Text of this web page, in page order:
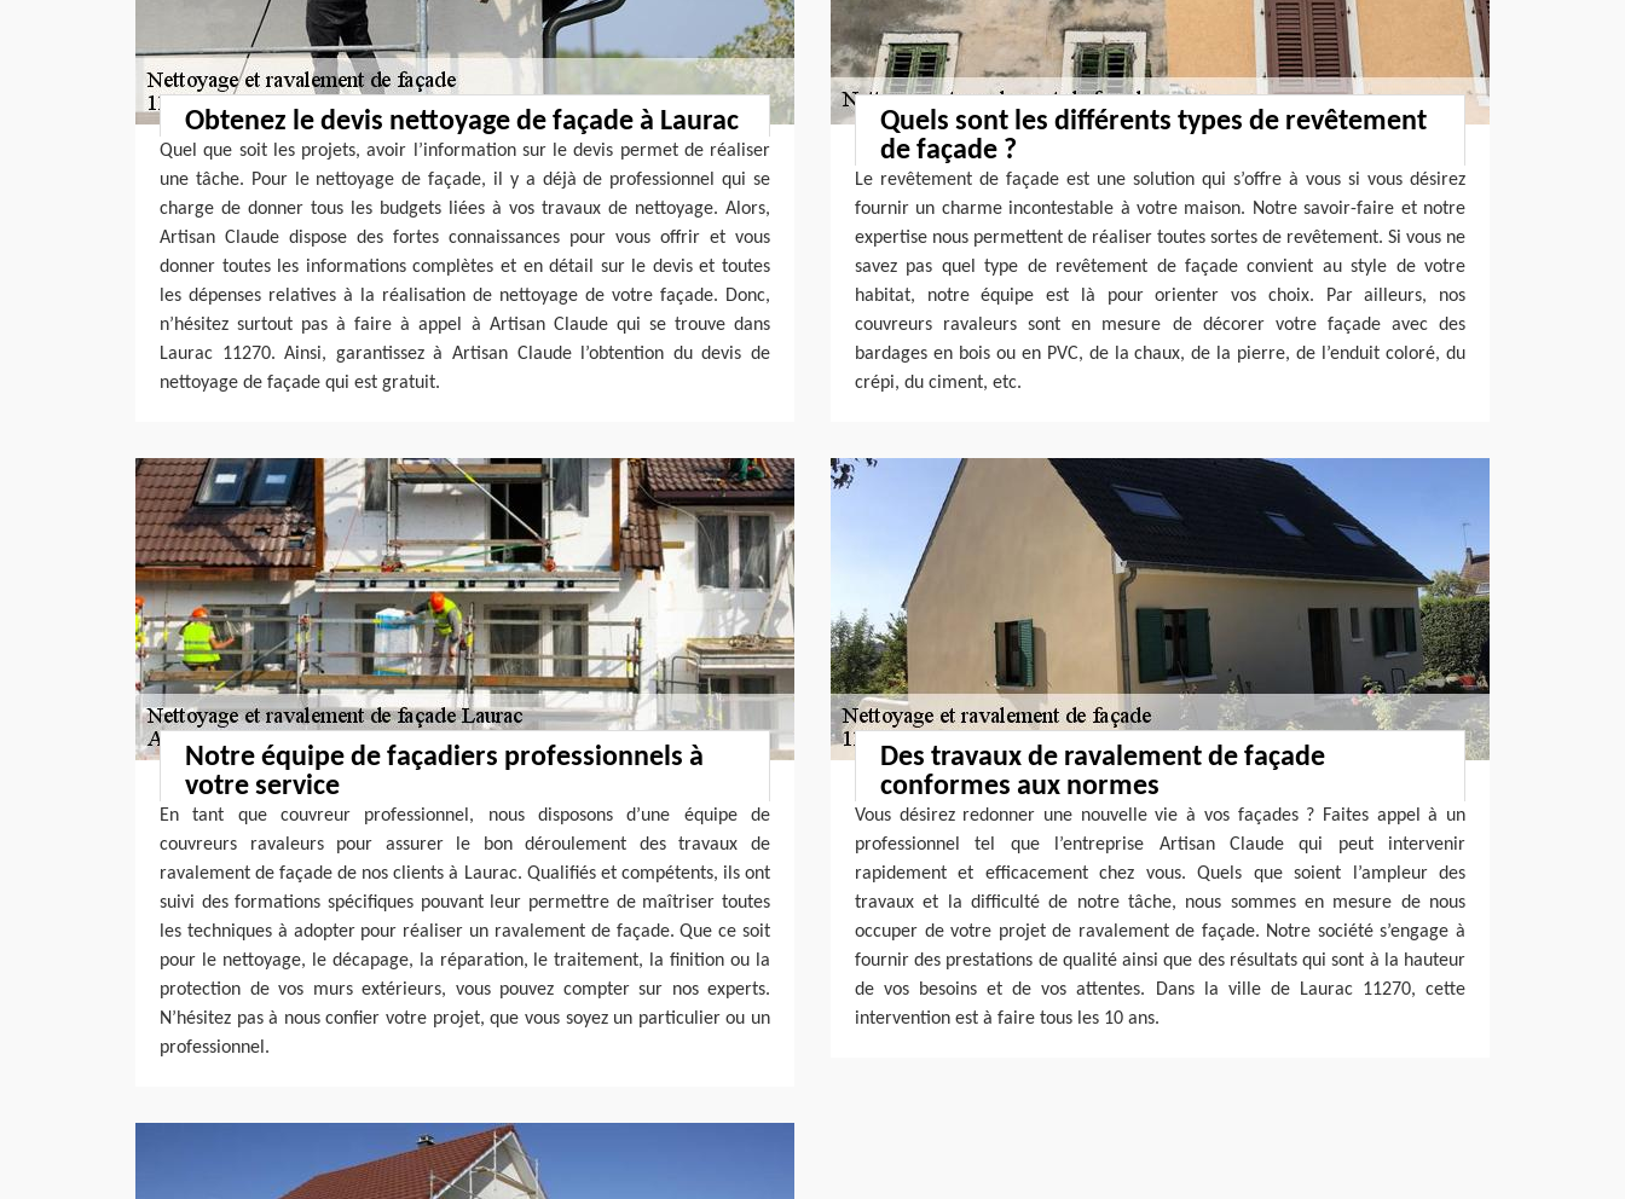
Obtenez le devis nettoyage de façade à Laurac
Quel que soit les projets, avoir l’information sur le devis permet de réaliser
une tâche. Pour le nettoyage de façade, il y a déjà de professionnel qui se
charge de donner tous les budgets liées à vos travaux de nettoyage. Alors,
Artisan Claude dispose des fortes connaissances pour vous offrir et vous
donner toutes les informations complètes et en détail sur le devis et toutes
les dépenses relatives à la réalisation de nettoyage de votre façade. Donc,
n’hésitez surtout pas à faire à appel à Artisan Claude qui se trouve dans
Laurac 11270. Ainsi, garantissez à Artisan Claude l’obtention du devis de
nettoyage de façade qui est gratuit.
Quels sont les différents types de revêtement
de façade ?
Le revêtement de façade est une solution qui s’offre à vous si vous désirez
fournir un charme incontestable à votre maison. Notre savoir-faire et notre
expertise nous permettent de réaliser toutes sortes de revêtement. Si vous ne
savez pas quel type de revêtement de façade convient au style de votre
habitat, notre équipe est là pour orienter vos choix. Par ailleurs, nos
couvreurs ravaleurs sont en mesure de décorer votre façade avec des
bardages en bois ou en PVC, de la chaux, de la pierre, de l’enduit coloré, du
crépi, du ciment, etc.
Notre équipe de façadiers professionnels à
votre service
En tant que couvreur professionnel, nous disposons d’une équipe de
couvreurs ravaleurs pour assurer le bon déroulement des travaux de
ravalement de façade de nos clients à Laurac. Qualifiés et compétents, ils ont
suivi des formations spécifiques pouvant leur permettre de maîtriser toutes
les techniques à adopter pour réaliser un ravalement de façade. Que ce soit
pour le nettoyage, le décapage, la réparation, le traitement, la finition ou la
protection de vos murs extérieurs, vous pouvez compter sur nos experts.
N’hésitez pas à nous confier votre projet, que vous soyez un particulier ou un
professionnel.
Des travaux de ravalement de façade
conformes aux normes
Vous désirez redonner une nouvelle vie à vos façades ? Faites appel à un
professionnel tel que l’entreprise Artisan Claude qui peut intervenir
rapidement et efficacement chez vous. Quels que soient l’ampleur des
travaux et la difficulté de notre tâche, nous sommes en mesure de nous
occuper de votre projet de ravalement de façade. Notre société s’engage à
fournir des prestations de qualité ainsi que des résultats qui sont à la hauteur
de vos besoins et de vos attentes. Dans la ville de Laurac 11270, cette
intervention est à faire tous les 10 ans.